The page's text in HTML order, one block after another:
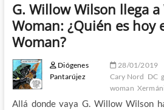
G. Willow Wilson llega
Woman: ¿Quién es hoy
Woman?
Diógenes
Pantarújez
28/01/2019
Cary Nord DC
woman
Allá donde vaya G. Willow Wilson